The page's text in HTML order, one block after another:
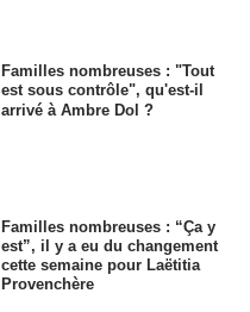
Familles nombreuses : "Tout
est sous contrôle", qu'est-il
arrivé à Ambre Dol ?
Familles nombreuses : “Ça y
est”, il y a eu du changement
cette semaine pour Laëtitia
Provenchère